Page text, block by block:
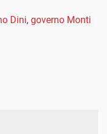
Dini, governo Monti